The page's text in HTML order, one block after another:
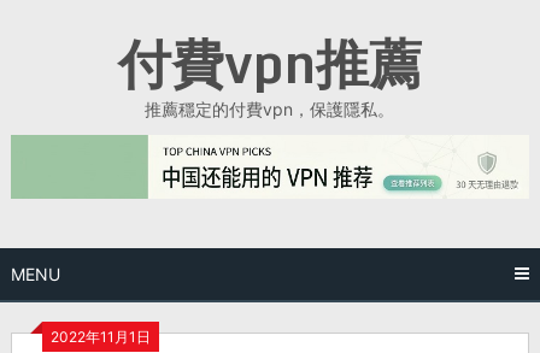
付費vpn推薦
推薦穩定的付費vpn，保護隱私。
MENU
2022年11月1日